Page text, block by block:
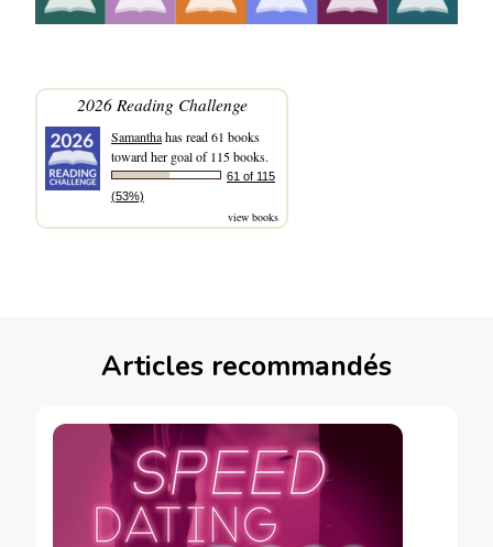
2026 Reading Challenge
Samanthahas read 61 books
toward her goal of 115 books.
61 of 115
(53%)
view books
Articles recommandés